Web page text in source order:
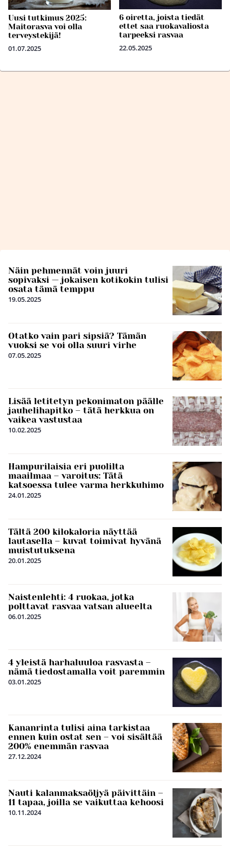
Uusi tutkimus 2025:
Maitorasva voi olla
terveystekijä!
01.07.2025
6 oiretta, joista tiedät
ettet saa ruokavaliosta
tarpeeksi rasvaa
22.05.2025
Näin pehmennät voin juuri
sopivaksi — jokaisen kotikokin tulisi
osata tämä temppu
19.05.2025
Otatko vain pari sipsiä? Tämän
vuoksi se voi olla suuri virhe
07.05.2025
Lisää letitetyn pekonimaton päälle
jauhelihapitko – tätä herkkua on
vaikea vastustaa
10.02.2025
Hampurilaisia eri puolilta
maailmaa – varoitus: Tätä
katsoessa tulee varma herkkuhimo
24.01.2025
Tältä 200 kilokaloria näyttää
lautasella – kuvat toimivat hyvänä
muistutuksena
20.01.2025
Naistenlehti: 4 ruokaa, jotka
polttavat rasvaa vatsan alueelta
06.01.2025
4 yleistä harhaluuloa rasvasta –
nämä tiedostamalla voit paremmin
03.01.2025
Kananrinta tulisi aina tarkistaa
ennen kuin ostat sen – voi sisältää
200% enemmän rasvaa
27.12.2024
Nauti kalanmaksaöljyä päivittäin –
11 tapaa, joilla se vaikuttaa kehoosi
10.11.2024